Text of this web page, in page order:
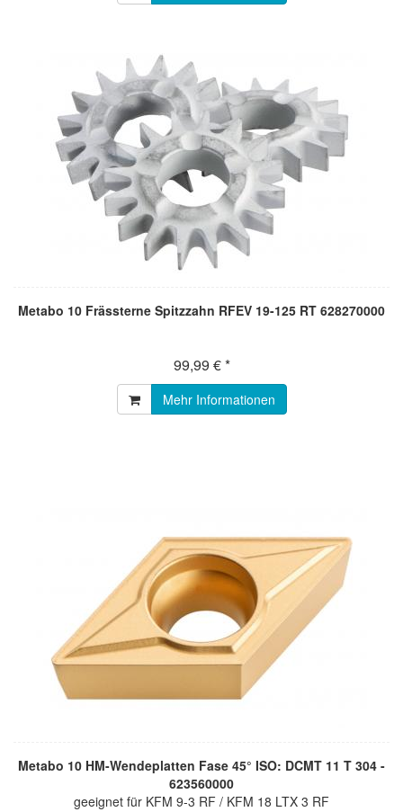
Metabo 10 Frässterne Spitzzahn RFEV 19-125 RT 628270000
99,99 € *
Mehr Informationen
Metabo 10 HM-Wendeplatten Fase 45° ISO: DCMT 11 T 304 -
623560000
geeignet für KFM 9-3 RF / KFM 18 LTX 3 RF